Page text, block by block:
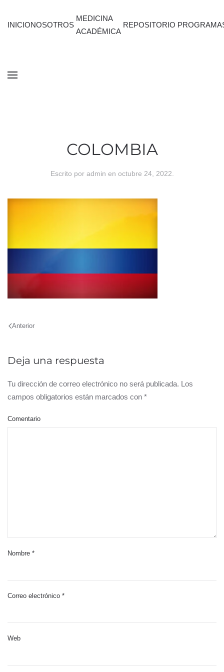
INICIONOSOTROS
MEDICINA
ACADÉMICA
REPOSITORIO
COLOMBIA
Escrito por admin en octubre 24, 2022
Anterior
Deja una respuesta
Tu dirección de correo electrónico no será publicada. Los
campos obligatorios están marcados con *
Comentario
Nombre *
Correo electrónico *
Web